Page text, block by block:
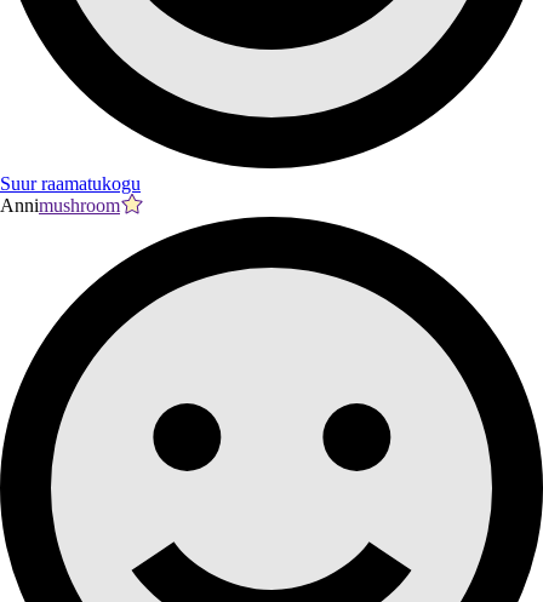
Suur raamatukogu
Annimushroom